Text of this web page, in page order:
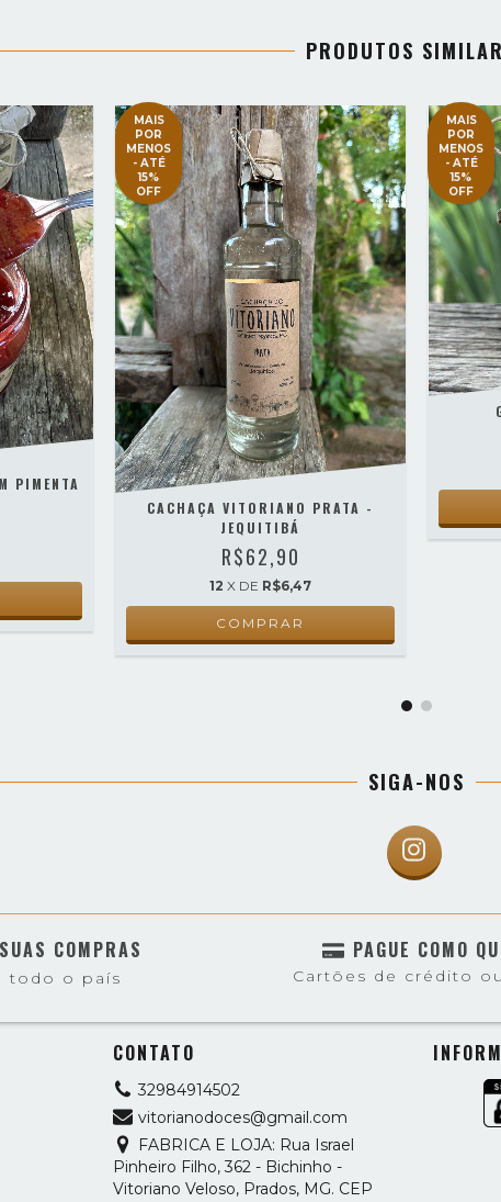
PRODUTOS
PIMENTA
MAIS
POR
MENOS
- ATÉ
15%
OFF
CACHAÇA VITORIANO PRATA -
JEQUITIBÁ
R$62,90
12 X DE R$6,47
MAIS
POR
MENOS
- ATÉ
15%
OFF
SIGA-NOS
COMPRAS
todo o país
PAGUE COMO
Cartões de crédito
CONTATO
32984914502
vitorianodoces@gmail.com
FABRICA E LOJA: Rua Israel
Pinheiro Filho, 362 - Bichinho -
Vitoriano Veloso, Prados, MG. CEP